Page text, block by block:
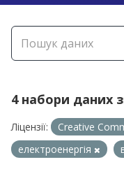
4 набори даних
Ліцензії: Creative
електроенергія